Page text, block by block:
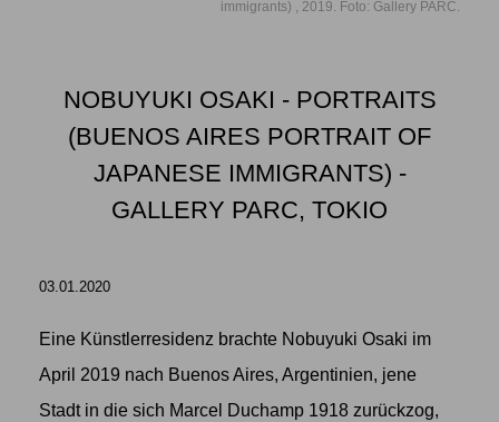
immigrants) , 2019. Foto: Gallery PARC.
NOBUYUKI OSAKI - PORTRAITS
(BUENOS AIRES PORTRAIT OF
JAPANESE IMMIGRANTS) -
GALLERY PARC, TOKIO
03.01.2020
Eine Künstlerresidenz brachte Nobuyuki Osaki im
April 2019 nach Buenos Aires, Argentinien, jene
Stadt in die sich Marcel Duchamp 1918 zurückzog,